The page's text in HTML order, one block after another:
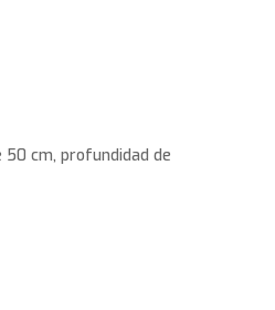
50 cm, profundidad de